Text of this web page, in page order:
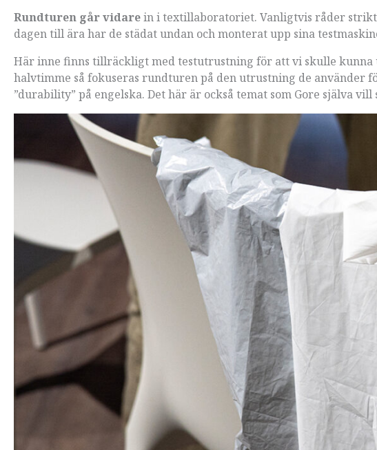
Rundturen går vidarein i textillaboratoriet. Vanligtvis råder
dagen till ära har de städat undan och monterat upp sina
Här inne finns tillräckligt med testutrustning för att vi skulle kunna
halvtimme så fokuseras rundturen på den utrustning de använder
”durability” på engelska. Det här är också temat som Gore själva